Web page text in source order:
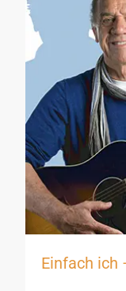
Einfach ich